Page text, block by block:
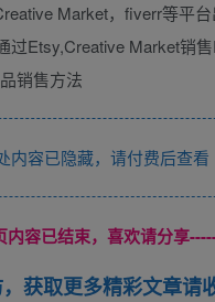
Market，fiverr等平
过Etsy,Creative Market销
销售方法
容已隐藏，请付费后查看
内容已结束，喜欢请分享
获取更多精彩文章请